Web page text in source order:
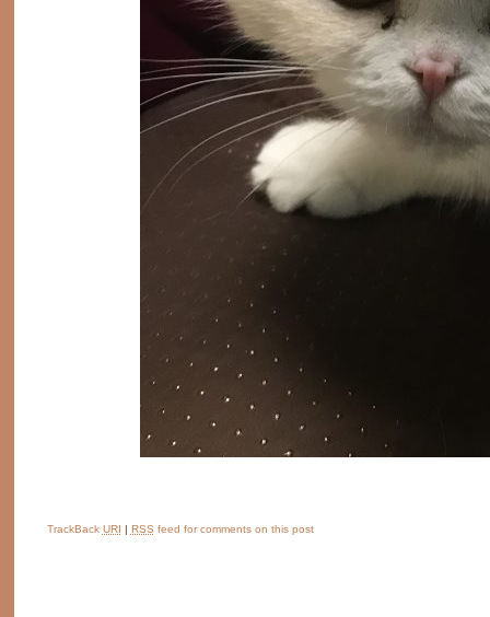
TrackBack URI | RSS feed for comments on this post